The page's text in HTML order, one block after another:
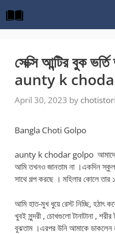
to
content
সেক্সি আন্টির বুক
aunty k
April 30, 2023 by
Bangla Choti Golpo
aunty k chodar golpo
আমি তখনও জানতাম না ।একদিন
সাথে গল্প করছে । মহিলার কোলে তার
আমি হাত-মুখ ধুয়ে রেস্ট নিচ্ছি, হঠাৎ
খুবই সুন্দরী , চোখগুলো টানাটানা ,
বুঝতাম ।এরপর উনি আমাকে ডাকলেন